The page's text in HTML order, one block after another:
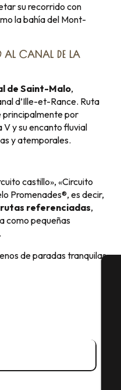
su recorrido con
la bahía del Mont-
AL CANAL DE LA
de Saint-Malo,
d’Ille-et-Rance. Ruta
principalmente por
V y su encanto fluvial
y atemporales.
castillo», «Circuito
Promenades®, es decir,
referenciadas,
como pequeñas
de paradas tranquilas